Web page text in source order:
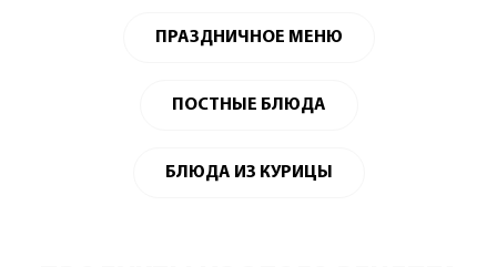
ПРАЗДНИЧНОЕ МЕНЮ
ПОСТНЫЕ БЛЮДА
БЛЮДА ИЗ КУРИЦЫ